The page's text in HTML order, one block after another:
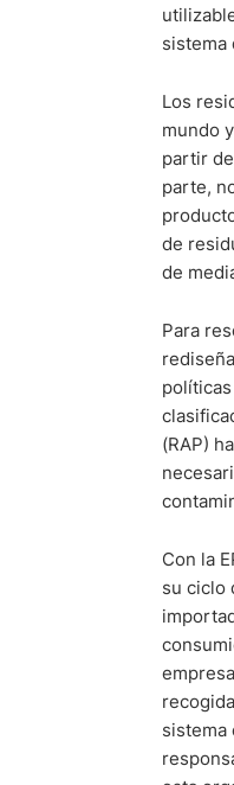
sistema
Los
mundo
partir
parte,
de
de
Para
(RAP)
Con la
su ciclo
sistema